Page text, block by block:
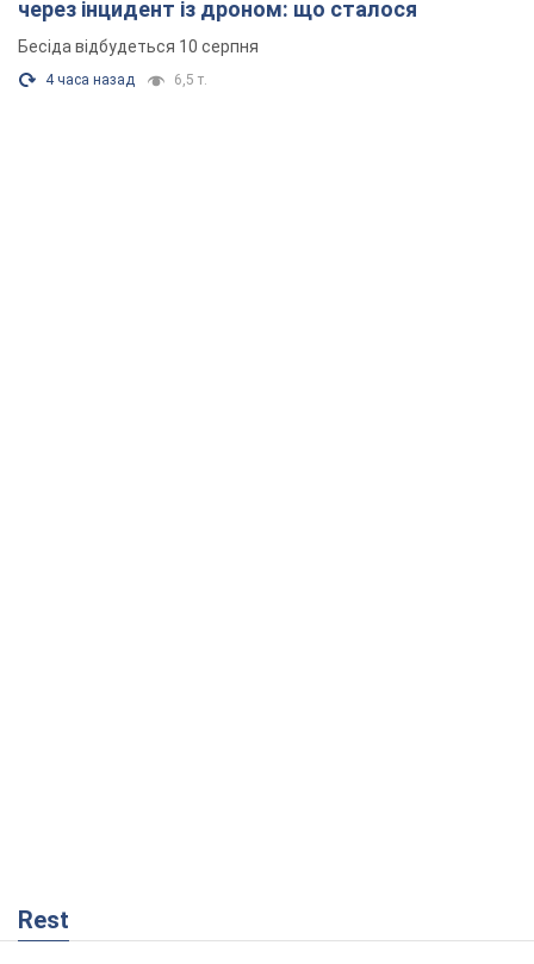
через інцидент із дроном: що сталося
Бесіда відбудеться 10 серпня
4 часа назад 6,5 т.
Rest